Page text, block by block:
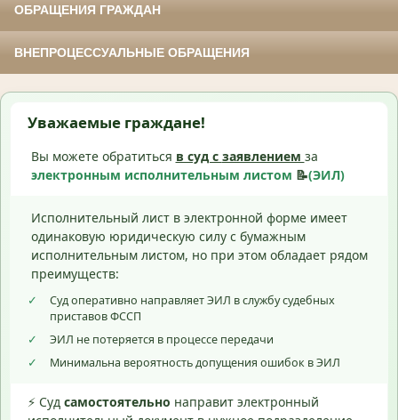
ОБРАЩЕНИЯ ГРАЖДАН
ВНЕПРОЦЕССУАЛЬНЫЕ ОБРАЩЕНИЯ
Уважаемые граждане!
Вы можете обратиться в суд с заявлением за
электронным исполнительным листом 📝(ЭИЛ)
Исполнительный лист в электронной форме имеет
одинаковую юридическую силу с бумажным
исполнительным листом, но при этом обладает рядом
преимуществ:
✓
Суд оперативно направляет ЭИЛ в службу судебных
приставов ФССП
✓
ЭИЛ не потеряется в процессе передачи
✓
Минимальна вероятность допущения ошибок в ЭИЛ
⚡ Суд самостоятельно направит электронный